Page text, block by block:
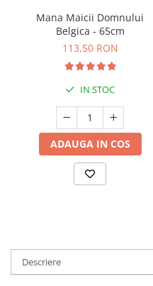
Mana Maicii Domnului
Belgica - 65cm
113,50 RON
IN STOC
ADAUGA IN COS
Descriere